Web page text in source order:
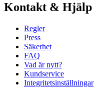
Kontakt & Hjälp
Regler
Press
Säkerhet
FAQ
Vad är nytt?
Kundservice
Integritetsinställningar